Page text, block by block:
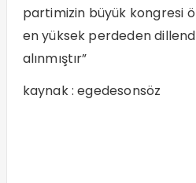
partimizin büyük kongresi
en yüksek perdeden
alınmıştır”
kaynak : egedesonsöz